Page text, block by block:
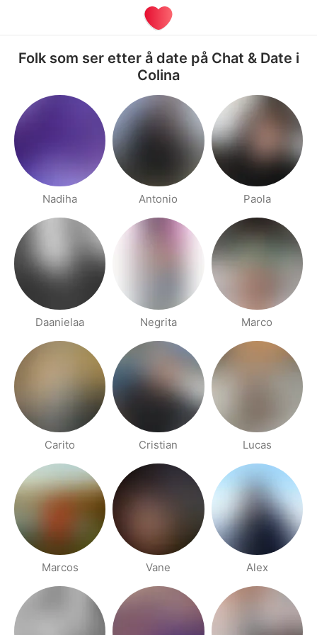
Folk som ser etter å date på Chat & Date i
Colina
Nadiha Antonio Paola
Daanielaa Negrita Marco
Carito Cristian Lucas
Marcos Vane Alex